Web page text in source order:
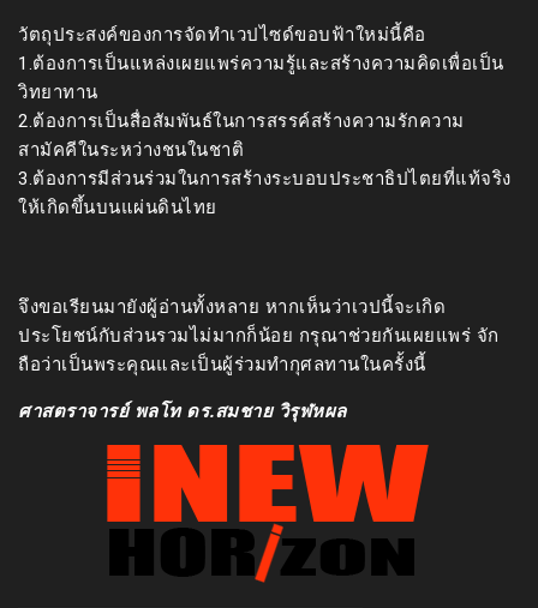
วัตถุประสงค์ของการจัดทำเวปไซด์ขอบฟ้าใหม่นี้คือ
1.ต้องการเป็นแหล่งเผยแพร่ความรู้และสร้างความคิดเพื่อเป็น
วิทยาทาน
2.ต้องการเป็นสื่อสัมพันธ์ในการสรรค์สร้างความรักความ
สามัคคีในระหว่างชนในชาติ
3.ต้องการมีส่วนร่วมในการสร้างระบอบประชาธิปไตยที่แท้จริง
ให้เกิดขึ้นบนแผ่นดินไทย
จึงขอเรียนมายังผู้อ่านทั้งหลาย หากเห็นว่าเวปนี้จะเกิด
ประโยชน์กับส่วนรวมไม่มากก็น้อย กรุณาช่วยกันเผยแพร่ จัก
ถือว่าเป็นพระคุณและเป็นผู้ร่วมทำกุศลทานในครั้งนี้
ศาสตราจารย์ พลโท ดร.สมชาย วิรุฬหผล